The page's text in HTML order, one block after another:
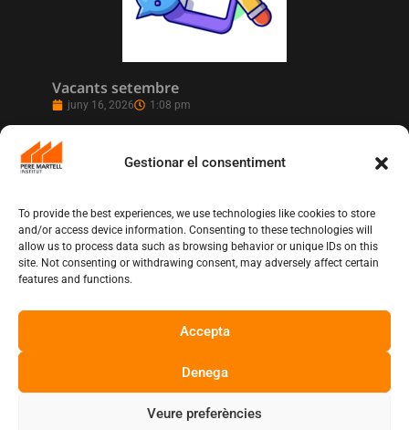
Gestionar el consentiment
To provide the best experiences, we use technologies like cookies to store
and/or access device information. Consenting to these technologies will
allow us to process data such as browsing behavior or unique IDs on this
site. Not consenting or withdrawing consent, may adversely affect certain
features and functions.
Accepta
Denega
Veure preferències
Vacants setembre
juny 16, 2026 1:08 pm
L’Institut Pere Martell executa un projecte
10:13 am
Copyright © Institut Pere Martell